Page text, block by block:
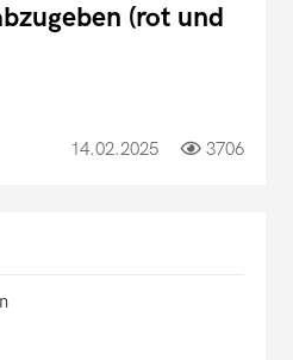
(rot und
14.02.2025 3706